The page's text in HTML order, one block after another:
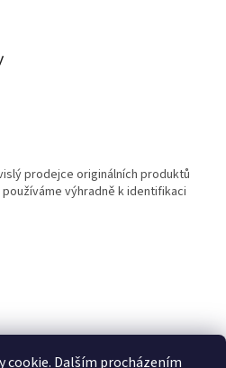
cookie. Dalším procházením
prodejce originálních produktů
používáme výhradně k identifikaci